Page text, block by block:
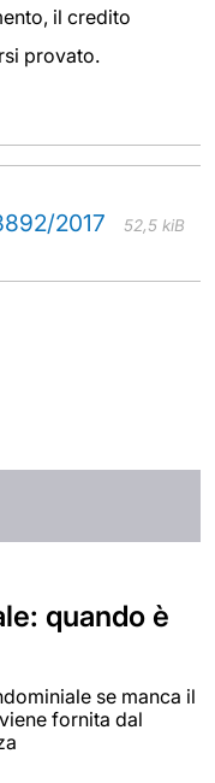
il credito
provato.
2017 52,5 kiB
quando è
se manca il
fornita dal